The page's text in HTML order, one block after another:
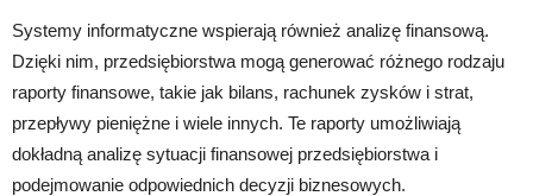
Systemy informatyczne wspierają również analizę finansową.
Dzięki nim, przedsiębiorstwa mogą generować różnego rodzaju
raporty finansowe, takie jak bilans, rachunek zysków i strat,
przepływy pieniężne i wiele innych. Te raporty umożliwiają
dokładną analizę sytuacji finansowej przedsiębiorstwa i
podejmowanie odpowiednich decyzji biznesowych.